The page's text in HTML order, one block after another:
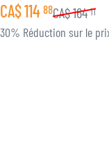
CA$114 88CA$164 11
30% Réduction sur le